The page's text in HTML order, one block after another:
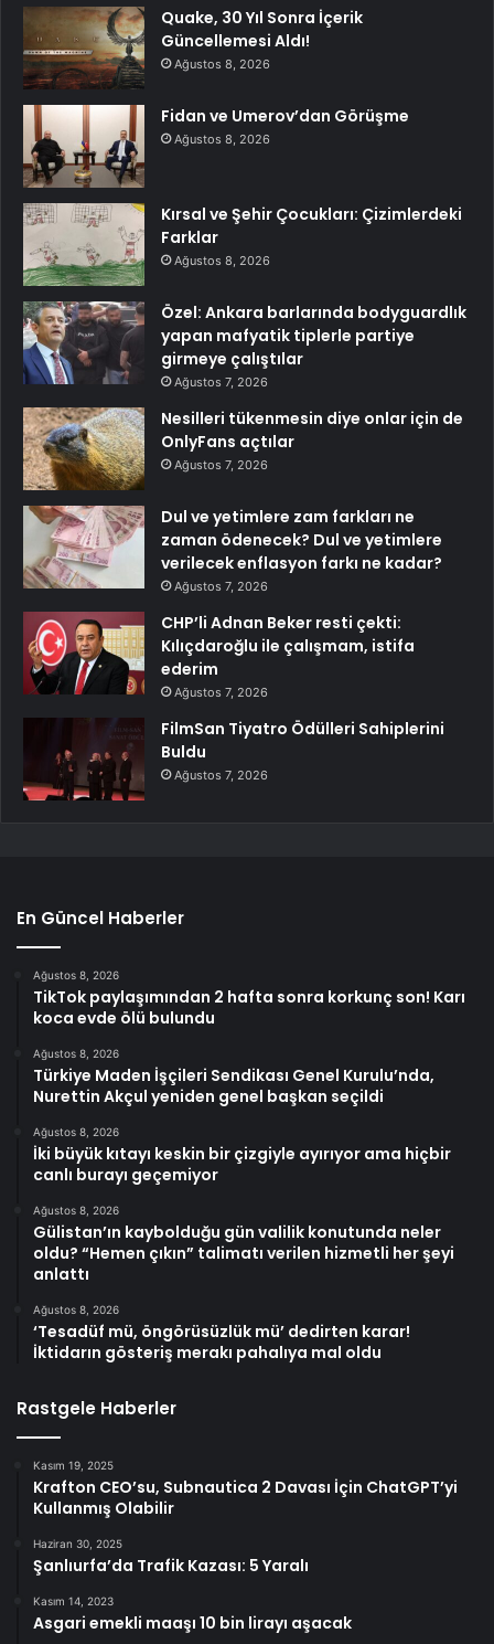
Quake, 30 Yıl Sonra İçerik
Güncellemesi Aldı!
Ağustos 8, 2026
Fidan ve Umerov’dan Görüşme
Ağustos 8, 2026
Kırsal ve Şehir Çocukları: Çizimlerdeki
Farklar
Ağustos 8, 2026
Özel: Ankara barlarında bodyguardlık
yapan mafyatik tiplerle partiye
girmeye çalıştılar
Ağustos 7, 2026
Nesilleri tükenmesin diye onlar için de
OnlyFans açtılar
Ağustos 7, 2026
Dul ve yetimlere zam farkları ne
zaman ödenecek? Dul ve yetimlere
verilecek enflasyon farkı ne kadar?
Ağustos 7, 2026
CHP’li Adnan Beker resti çekti:
Kılıçdaroğlu ile çalışmam, istifa
ederim
Ağustos 7, 2026
FilmSan Tiyatro Ödülleri Sahiplerini
Buldu
Ağustos 7, 2026
En Güncel Haberler
Ağustos 8, 2026
TikTok paylaşımından 2 hafta sonra korkunç son! Karı
koca evde ölü bulundu
Ağustos 8, 2026
Türkiye Maden İşçileri Sendikası Genel Kurulu’nda,
Nurettin Akçul yeniden genel başkan seçildi
Ağustos 8, 2026
İki büyük kıtayı keskin bir çizgiyle ayırıyor ama hiçbir
canlı burayı geçemiyor
Ağustos 8, 2026
Gülistan’ın kaybolduğu gün valilik konutunda neler
oldu? “Hemen çıkın” talimatı verilen hizmetli her şeyi
anlattı
Ağustos 8, 2026
‘Tesadüf mü, öngörüsüzlük mü’ dedirten karar!
İktidarın gösteriş merakı pahalıya mal oldu
Rastgele Haberler
Kasım 19, 2025
Krafton CEO’su, Subnautica 2 Davası İçin ChatGPT’yi
Kullanmış Olabilir
Haziran 30, 2025
Şanlıurfa’da Trafik Kazası: 5 Yaralı
Kasım 14, 2023
Asgari emekli maaşı 10 bin lirayı aşacak